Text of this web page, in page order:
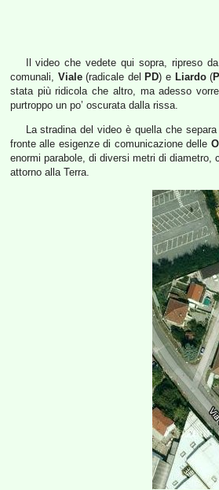
Il video che vedete qui sopra, ripreso da
comunali, Viale(radicale del PD) e Liardo(
stata più ridicola che altro, ma adesso
purtroppo un po’ oscurata dalla rissa.
La stradina del video è quella che
fronte alle esigenze di comunicazione delle
enormi parabole, di diversi metri di
attorno alla Terra.